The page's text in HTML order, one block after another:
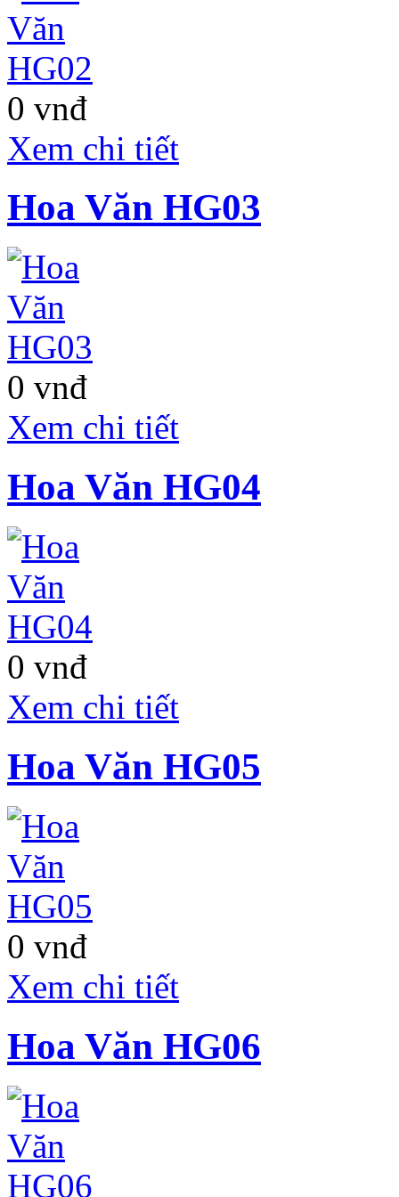
0 vnđ
Xem chi tiết
Hoa Văn HG03
0 vnđ
Xem chi tiết
Hoa Văn HG04
0 vnđ
Xem chi tiết
Hoa Văn HG05
0 vnđ
Xem chi tiết
Hoa Văn HG06
MORNING STAR
PLAZA